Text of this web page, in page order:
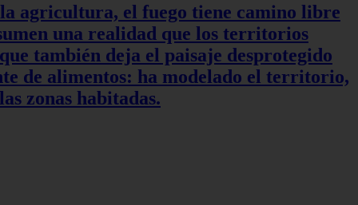
agricultura, el fuego tiene camino libre
una realidad que los territorios
también deja el paisaje desprotegido
de alimentos: ha modelado el territorio,
zonas habitadas.